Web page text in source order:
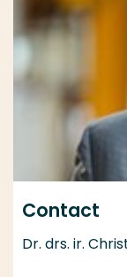
Contact
Dr. drs. ir.